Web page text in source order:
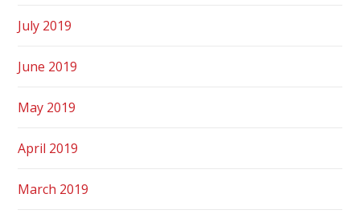
July 2019
June 2019
May 2019
April 2019
March 2019